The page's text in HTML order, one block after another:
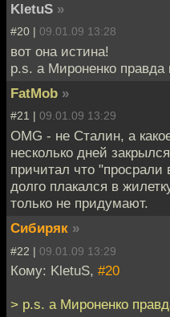
KletuS »
#20 | 09.01.09 13:28
вот она истина!
p.s. а Мироненко правда
FatMob »
#21 | 09.01.09 13:29
OMG - не Сталин, а
несколько дней
причитал что
долго плакался в
только не придумают.
Сибиряк »
#22 | 09.01.09 13:29
Кому: KletuS, #20
> p.s. а Мироненко